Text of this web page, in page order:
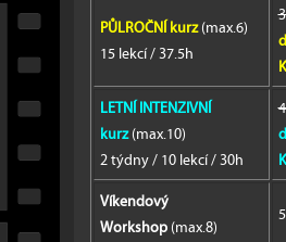
PŮLROČNÍ kurz(max.6)
15 lekcí / 37.5h
LETNÍ INTENZIVNÍ
kurz(max.10)
2 týdny / 10 lekcí / 30h
Víkendový
Workshop(max.8)